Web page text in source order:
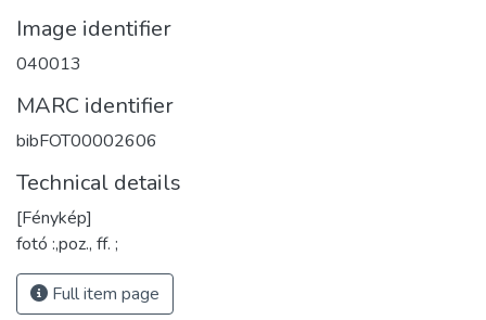
Image identifier
040013
MARC identifier
bibFOT00002606
Technical details
[Fénykép]
fotó :,poz., ff. ;
Full item page